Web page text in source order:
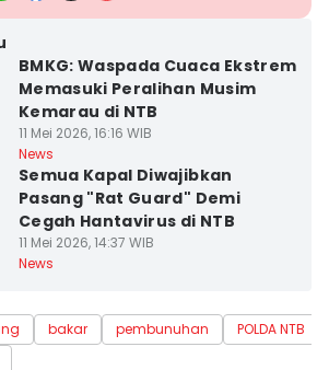
BMKG: Waspada Cuaca Ekstrem
Memasuki Peralihan Musim
Kemarau di NTB
11 Mei 2026, 16:16 WIB
News
Semua Kapal Diwajibkan
Pasang "Rat Guard" Demi
Cegah Hantavirus di NTB
11 Mei 2026, 14:37 WIB
News
bakar pembunuhan
POLDA NTB